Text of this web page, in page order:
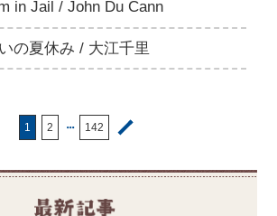
in Jail / John Du Cann
の夏休み / 大江千里
1 2 ・・・ 142